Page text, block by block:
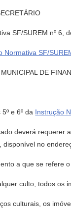
SF/SUREM nº 6,
Normativa SF/
DE
e 6º da Instrução
deverá
disponível no
a que se refere
culto, todos
culturais, os